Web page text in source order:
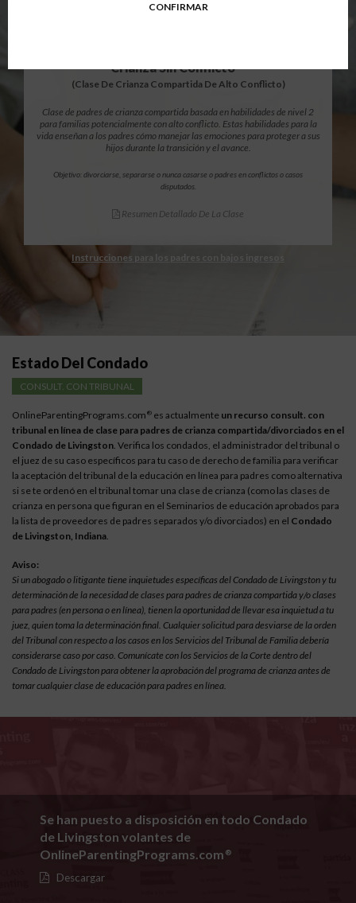
$139.99
Crianza Sin Conflicto
(Clase De Crianza Compartida De Alto Conflicto)
Clase de padres de crianza compartida basada en habilidades de nivel 2
para familias potencialmente con alto conflicto. Estas habilidades para la
vida enseñan a los padres cómo manejar las emociones para proteger a sus
hijos durante la transición y el avance.
Objetivo: divorciarse, separarse o nunca casarse o padres en conflictos o casos
disputados.
Resumen Detallado De La Clase
Instrucciones para los padres con bajos ingresos
Estado Del Condado
CONSULT. CON TRIBUNAL
OnlineParentingPrograms.com ® es actualmente un recurso consult. con
tribunal en línea de clase para padres de crianza compartida/divorciados en el
Condado de Livingston. Verifica los condados, el administrador del tribunal o
el juez de su caso específicos para tu caso de derecho de familia para verificar
la aceptación del tribunal de la educación en línea para padres como alternativa
si se te ordenó en el tribunal tomar una clase de crianza (como las clases de
crianza en persona que figuran en el Seminarios de educación aprobados para
la lista de proveedores de padres separados y/o divorciados) en el Condado
de Livingston, Indiana.
Aviso:
Si un abogado o litigante tiene inquietudes específicas del Condado de Livingston y tu
determinación de la necesidad de clases para padres de crianza compartida y/o clases
para padres (en persona o en línea), tienen la oportunidad de llevar esa inquietud a tu
juez, quien toma la determinación final. Cualquier solicitud para desviarse de la orden
del Tribunal con respecto a los casos en los Servicios del Tribunal de Familia debería
considerarse caso por caso. Comunícate con los Servicios de la Corte dentro del
Condado de Livingston para obtener la aprobación del programa de crianza antes de
tomar cualquier clase de educación para padres en línea.
Se han puesto a disposición en todo Condado
de Livingston volantes de
OnlineParentingPrograms.com ®
Descargar
CONFIRMAR